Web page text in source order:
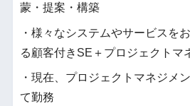
蒙・提案・構築
・様々なシステムやサービスを
る顧客付きSE＋プロジェクトマ
・現在、プロジェクトマネジメ
て勤務